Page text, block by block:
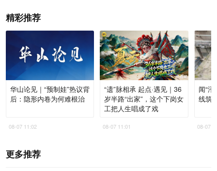
精彩推荐
华山论见｜“预制娃”热议背
后：隐形内卷为何难根治
08-07 11:02
“遗”脉相承 起点·遇见｜36
岁半路“出家”，这个下岗女
工把人生唱成了戏
08-07 11:01
闻“
线筑
08-07
更多推荐